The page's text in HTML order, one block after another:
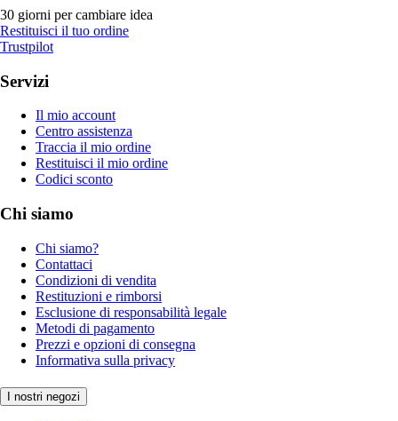
30 giorni per cambiare idea
Restituisci il tuo ordine
Trustpilot
Servizi
Il mio account
Centro assistenza
Traccia il mio ordine
Restituisci il mio ordine
Codici sconto
Chi siamo
Chi siamo?
Contattaci
Condizioni di vendita
Restituzioni e rimborsi
Esclusione di responsabilità legale
Metodi di pagamento
Prezzi e opzioni di consegna
Informativa sulla privacy
I nostri negozi